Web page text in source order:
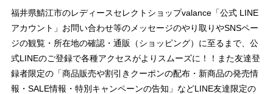
福井県鯖江市のレディースセレクトショップvalance「公式 LINE
アカウント」お問い合わせ等のメッセージのやり取りやSNSペー
ジの観覧・所在地の確認・通販（ショッピング）に至るまで、公
式LINEのご登録で各種アクセスがよりスムーズに！！また友達登
録者限定の「商品販売や割引きクーポンの配布・新商品の発売情
報・SALE情報・特別キャンペーンの告知」などLINE友達限定の